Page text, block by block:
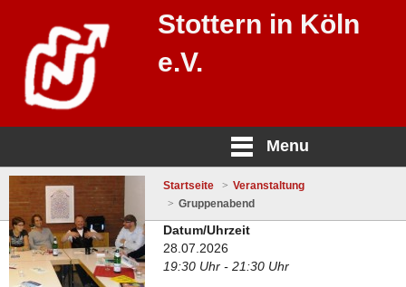
Stottern in Köln
e.V.
Menu
Startseite
Veranstaltung
Gruppenabend
Datum/Uhrzeit
28.07.2026
19:30 Uhr - 21:30 Uhr